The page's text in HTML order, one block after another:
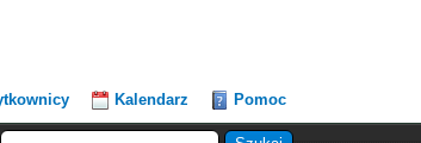
Kalendarz Pomoc